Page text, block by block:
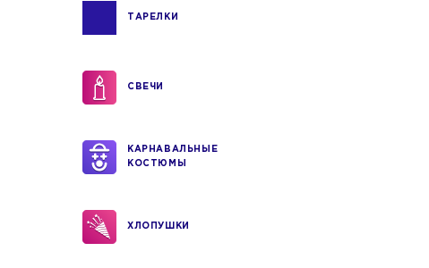
ТАРЕЛКИ
СВЕЧИ
КАРНАВАЛЬНЫЕ
КОСТЮМЫ
ХЛОПУШКИ